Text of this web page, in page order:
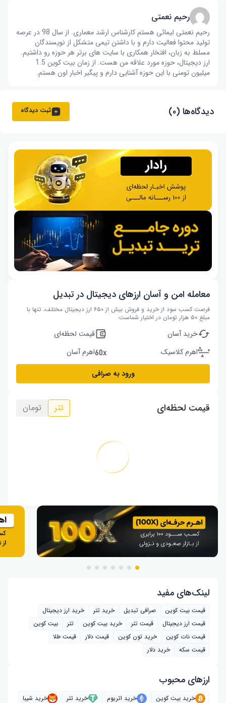
رحیم نعمتی
رحیم نعمتی لیمائی هستم کارشناس ارشد معماری. از سال 98 در عرصه
تولید محتوا فعالیت دارم و با داشتن تیمی متشکل از نویسندگان
مسلط به زبان، افتخار همکاری با سایت های برتر هر حوزه رو داشتیم.
ارز دیجیتال، حوزه مورد علاقه من هست. از زمان بیت کوین 1.5
میلیون تومنی با این حوزه آشنایی دارم و پیگیر اخبار اون هستم.
دیدگاه‌ها (۰) ثبت دیدگاه
معامله امن و آسان ارزهای دیجیتال در تبدیل
فرصت کسب سود از خرید و فروش بیش از ۶۵۰ ارز دیجیتال مختلف، تنها با
مبلغ ۵۰ هزار تومان در اختیار شماست.
خرید آسان
قیمت لحظه‌ای
اهرم کلاسیک
اهرم آسان
ورود به صرافی
قیمت لحظه‌ای تتر تومان
لینک‌های مفید
قیمت بیت کوین صرافی تبدیل خرید تتر
خرید ارز دیجیتال
قیمت ارز دیجیتال
قیمت تتر خرید بیت‌ کوین تتر
بیت کوین
قیمت نات کوین
خرید تون کوین قیمت دلار
قیمت طلا
قیمت سکه
خرید دلار
ارز‌های محبوب
خرید بیت کوین خرید اتریوم خرید تتر
خرید شیبا